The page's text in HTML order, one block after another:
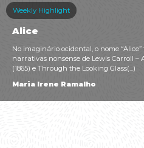
Weekly Highlight
Alice
No imaginário ocidental, o nome
narrativas nonsense de Lewis Carroll –
(1865) e Through the Looking Glass(...)
Maria Irene Ramalho